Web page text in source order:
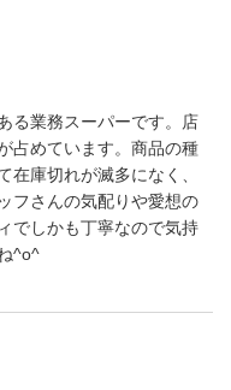
る業務スーパーです。店
占めています。商品の種
在庫切れが滅多になく、
フさんの気配りや愛想の
でしかも丁寧なので気持
^o^